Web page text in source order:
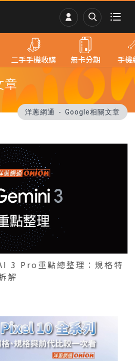
章
洋蔥網通 Google相關文章
Pro重點總整理：規格特
解
二手手機收購 無卡分期 手機